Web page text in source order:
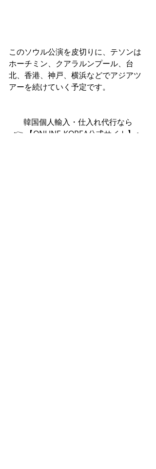
このソウル公演を皮切りに、テソンは
ホーチミン、クアラルンプール、台
北、香港、神戸、横浜などでアジアツ
アーを続けていく予定です。
韓国個人輸入・仕入れ代行なら
👉 【ONLINE-KOREA公式サイト】へ